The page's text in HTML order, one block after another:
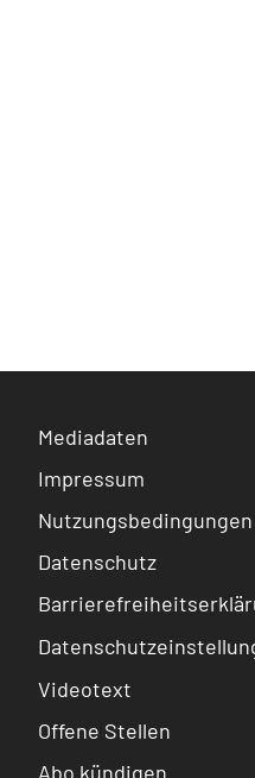
Mediadaten
Impressum
Nutzungsbedingungen
Datenschutz
Videotext
Offene Stellen
Abo kündigen